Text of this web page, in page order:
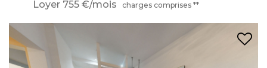
Loyer 755 €/mois charges comprises **